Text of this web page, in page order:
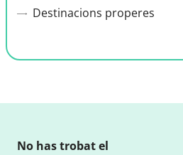
Destinacions properes
No has trobat el